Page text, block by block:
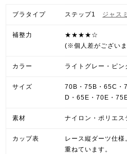
ブラタイプ ステップ1 ジャス
補整力
★★★★☆
(※個人差がござい
カラー ライトグレー・ピン
サイズ
70B・75B・65C・
D・65E・70E・
素材 ナイロン・ポリエス
カップ表
レース縦ダーツ仕
重ねています。